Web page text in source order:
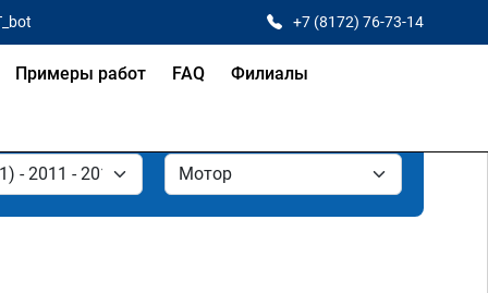
+7 (8172) 76-73-14
Примеры работ FAQ Филиалы